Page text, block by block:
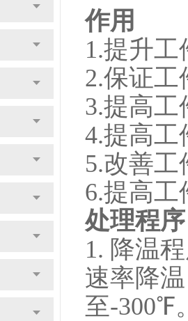
作用
1.提升
2.保证工
3.提高工
4.提高工
5.改善
6.提高
处理程序
1. 降温
速率降
至-300℉